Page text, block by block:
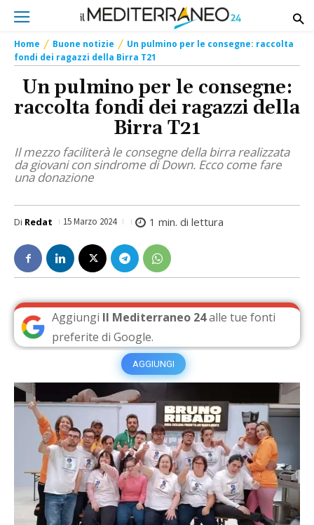
Home Buone notizie
Un pulmino per le consegne: raccolta
fondi dei ragazzi della Birra T21
Un pulmino per le consegne:
raccolta fondi dei ragazzi della
Birra T21
Il mezzo faciliterà le consegne della birra realizzata
da giovani con sindrome di Down. Ecco come fare
una donazione
Di Redat 15 Marzo 2024 1 min. di lettura
Aggiungi Il Mediterraneo 24alle tue fonti
preferite di Google.
AGGIUNGI